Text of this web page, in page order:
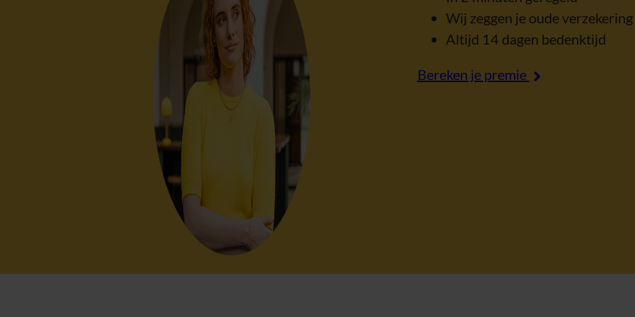
Wij zeggen je oude
Altijd 14 dagen bedenktijd
Bereken je premie